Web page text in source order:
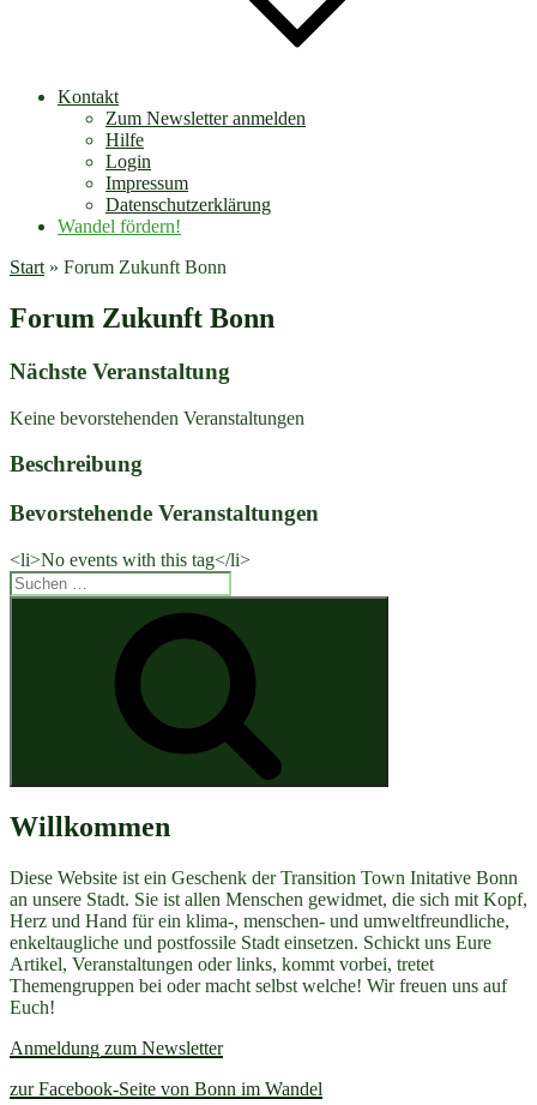
Kontakt
Zum Newsletter anmelden
Hilfe
Login
Impressum
Datenschutzerklärung
Wandel fördern!
Start » Forum Zukunft Bonn
Forum Zukunft Bonn
Nächste Veranstaltung
Keine bevorstehenden Veranstaltungen
Beschreibung
Bevorstehende Veranstaltungen
<li>No events with this tag</li>
Suchen
nach:
Willkommen
Diese Website ist ein Geschenk der Transition Town Initative Bonn
an unsere Stadt. Sie ist allen Menschen gewidmet, die sich mit Kopf,
Herz und Hand für ein klima-, menschen- und umweltfreundliche,
enkeltaugliche und postfossile Stadt einsetzen. Schickt uns Eure
Artikel, Veranstaltungen oder links, kommt vorbei, tretet
Themengruppen bei oder macht selbst welche! Wir freuen uns auf
Euch!
Anmeldung zum Newsletter
zur Facebook-Seite von Bonn im Wandel